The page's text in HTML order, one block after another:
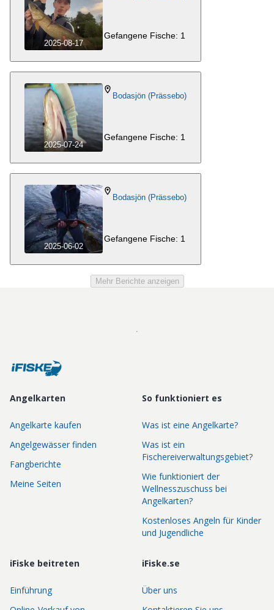
2025-08-17
Gefangene Fische: 1
2025-07-24
Bodasjön (Prässebo)
Gefangene Fische: 1
2025-06-02
Bodasjön (Prässebo)
Gefangene Fische: 1
Mehr Berichte anzeigen
Angelkarten
Angelkarte kaufen
Angelgewässer finden
Fangberichte
Meine Seiten
So funktioniert es
Was ist eine Angelkarte?
Was ist ein
Fischereiverwaltungsgebiet?
Wie funktioniert der
Wellnesszuschuss bei
Angelkarten?
Kostenloses Angeln für Kinder
und Jugendliche
iFiske beitreten
Einführung
iFiske.se
Über uns